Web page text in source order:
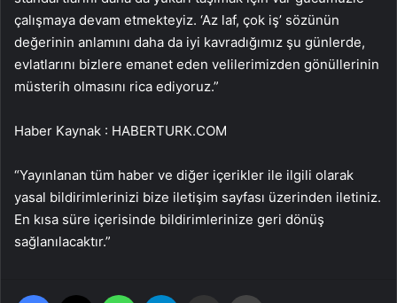
çalışmaya devam etmekteyiz. ‘Az laf, çok iş’ sözünün
değerinin anlamını daha da iyi kavradığımız şu günlerde,
evlatlarını bizlere emanet eden velilerimizden gönüllerinin
müsterih olmasını rica ediyoruz.”
Haber Kaynak : HABERTURK.COM
“Yayınlanan tüm haber ve diğer içerikler ile ilgili olarak
yasal bildirimlerinizi bize iletişim sayfası üzerinden iletiniz.
En kısa süre içerisinde bildirimlerinize geri dönüş
sağlanılacaktır.”
Facebook WhatsApp Email'den paylaş